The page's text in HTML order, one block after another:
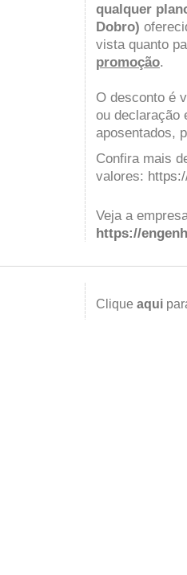
qualquer
Dobro)
vista quanto
promoção.
O desconto é
ou declaração
aposentados,
Confira mais
valores:
Veja a
https://
Clique aqui